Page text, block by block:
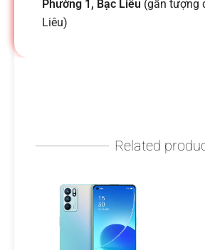
ạ
i
i
Phường 1, Bạc Liêu (gần tượng
Liêu)
Related